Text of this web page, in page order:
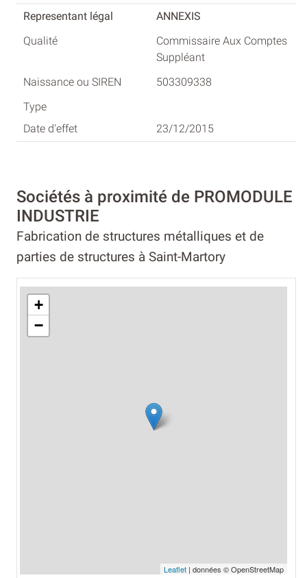
ANNEXIS
Commissaire Aux Comptes
Suppléant
503309338
23/12/2015
Sociétés à proximité de PROMODULE
INDUSTRIE
Fabrication de structures métalliques et de
parties de structures à Saint-Martory
+
−
Leaflet | données © OpenStreetMap